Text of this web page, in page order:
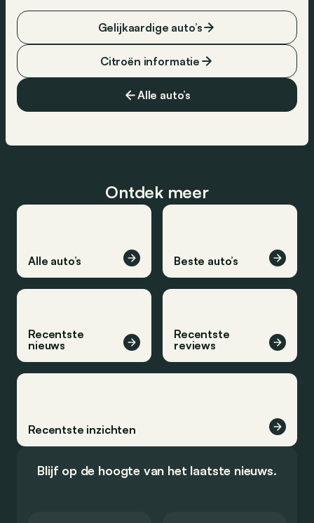
Alle auto’s
Citroën informatie
Gelijkaardige auto’s
Ontdek meer
Alle auto’s Beste auto’s
Recentste
nieuws
Recentste
reviews
Recentste inzichten
Blijf op de hoogte van het laatste nieuws.